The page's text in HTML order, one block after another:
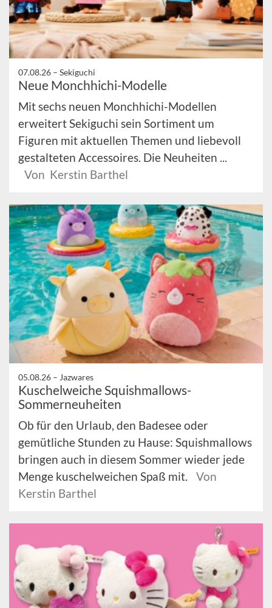
07.08.26 – Sekiguchi
Neue Monchhichi-Modelle
Mit sechs neuen Monchhichi-Modellen
erweitert Sekiguchi sein Sortiment um
Figuren mit aktuellen Themen und liebevoll
gestalteten Accessoires. Die Neuheiten ...
Von Kerstin Barthel
05.08.26 – Jazwares
Kuschelweiche Squishmallows-
Sommerneuheiten
Ob für den Urlaub, den Badesee oder
gemütliche Stunden zu Hause: Squishmallows
bringen auch in diesem Sommer wieder jede
Menge kuschelweichen Spaß mit.
Von
Kerstin Barthel